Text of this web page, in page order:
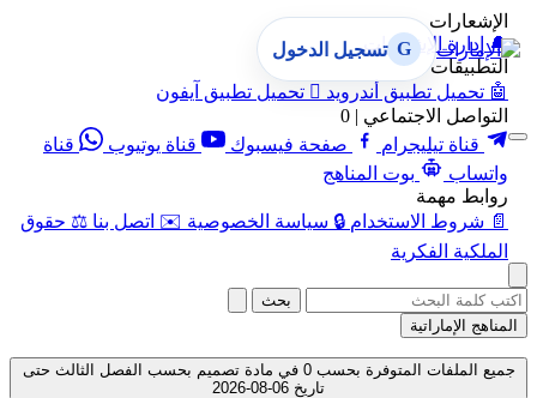
الإشعارات
🔔 إدارة الإشعارات
التطبيقات
🤖 تحميل تطبيق أندرويد  تحميل تطبيق آيفون
التواصل الاجتماعي | 0
قناة تيليجرام
صفحة فيسبوك قناة يوتيوب
قناة
واتساب
بوت المناهج
روابط مهمة
📄 شروط الاستخدام 🔒 سياسة الخصوصية ✉️ اتصل بنا ⚖️ حقوق
الملكية الفكرية
G تسجيل الدخول
بحث
المناهج الإماراتية
جميع الملفات المتوفرة بحسب 0 في مادة تصميم بحسب الفصل الثالث حتى
تاريخ 06-08-2026